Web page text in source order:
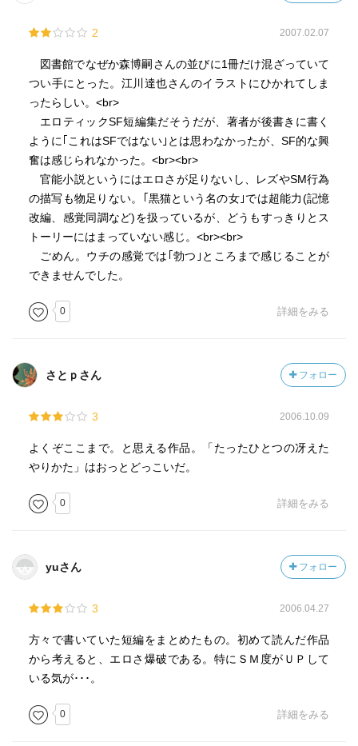
2 2007.02.07
図書館でなぜか森博嗣さんの並びに1冊だけ混ざっていて
つい手にとった。江川達也さんのイラストにひかれてしま
ったらしい。<br>
エロティックSF短編集だそうだが、著者が後書きに書く
ように｢これはSFではない｣とは思わなかったが、SF的な興
奮は感じられなかった。<br><br>
官能小説というにはエロさが足りないし、レズやSM行為
の描写も物足りない。｢黒猫という名の女｣では超能力(記憶
改編、感覚同調など)を扱っているが、どうもすっきりとス
トーリーにはまっていない感じ。<br><br>
ごめん。ウチの感覚では｢勃つ｣ところまで感じることが
できませんでした。
0 詳細をみる
さとｐさん フォロー
3 2006.10.09
よくぞここまで。と思える作品。「たったひとつの冴えた
やりかた」はおっとどっこいだ。
0 詳細をみる
yuさん フォロー
3 2006.04.27
方々で書いていた短編をまとめたもの。初めて読んだ作品
から考えると、エロさ爆破である。特にＳＭ度がＵＰして
いる気が･･･。
0 詳細をみる